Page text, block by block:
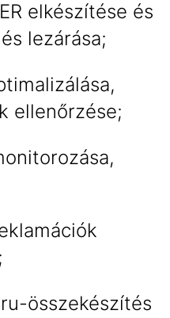
elkészítése és
lezárása;
ellenőrzése;
összekészítés